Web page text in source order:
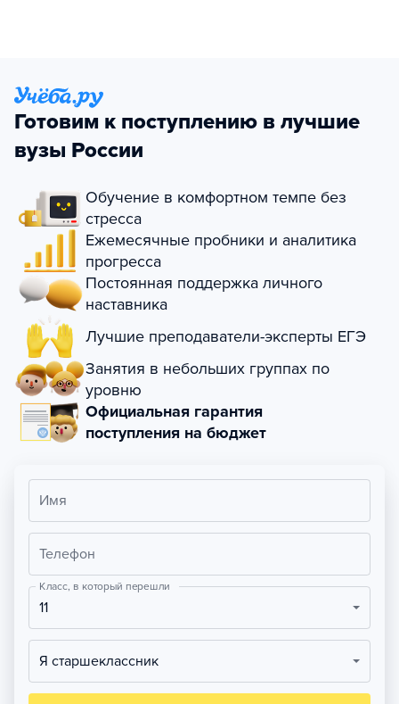
Готовим к поступлению в лучшие
вузы России
Обучение в комфортном темпе без
стресса
Ежемесячные пробники и аналитика
прогресса
Постоянная поддержка личного
наставника
Лучшие преподаватели-эксперты ЕГЭ
Занятия в небольших группах по
уровню
Официальная гарантия
поступления на бюджет
Имя
Телефон
Класс, в который перешли
11
Я старшеклассник